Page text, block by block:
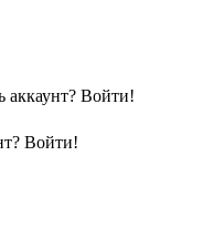
аккаунт? Войти!
Войти!